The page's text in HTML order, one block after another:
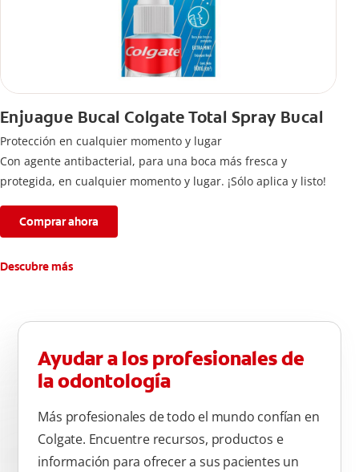
Enjuague Bucal Colgate Total Spray Bucal
Protección en cualquier momento y lugar
Con agente antibacterial, para una boca más fresca y
protegida, en cualquier momento y lugar. ¡Sólo aplica y listo!
Comprar ahora
Descubre más
Ayudar a los profesionales de
la odontología
Más profesionales de todo el mundo confían en
Colgate. Encuentre recursos, productos e
información para ofrecer a sus pacientes un